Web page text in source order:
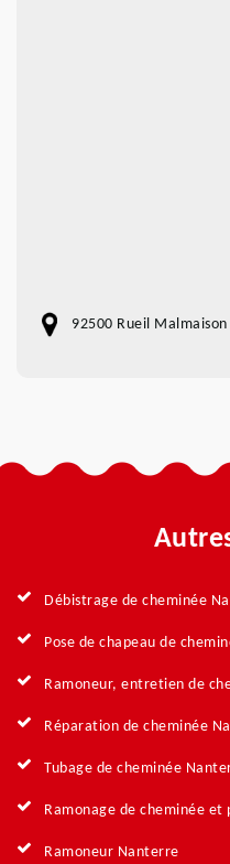
92500 Rueil Malmaison
Débistrage de cheminée
Pose de chapeau de
Ramoneur, entretien de
Réparation de cheminée
Tubage de cheminée
Ramonage de cheminée
Ramoneur Nanterre